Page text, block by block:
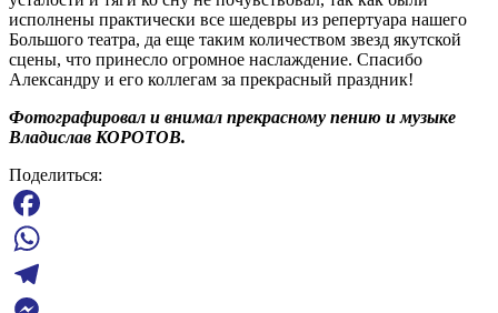
исполнены практически все шедевры из репертуара нашего
Большого театра, да еще таким количеством звезд якутской
сцены, что принесло огромное наслаждение. Спасибо
Александру и его коллегам за прекрасный праздник!
Фотографировал и внимал прекрасному пению и музыке
Владислав КОРОТОВ.
Поделиться:
Facebook
WhatsApp
Telegram